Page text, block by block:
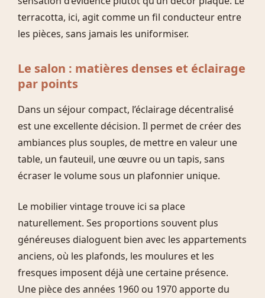
terracotta, ici, agit comme un fil conducteur entre
les pièces, sans jamais les uniformiser.
Le salon : matières denses et éclairage
par points
Dans un séjour compact, l’éclairage décentralisé
est une excellente décision. Il permet de créer des
ambiances plus souples, de mettre en valeur une
table, un fauteuil, une œuvre ou un tapis, sans
écraser le volume sous un plafonnier unique.
Le mobilier vintage trouve ici sa place
naturellement. Ses proportions souvent plus
généreuses dialoguent bien avec les appartements
anciens, où les plafonds, les moulures et les
fresques imposent déjà une certaine présence.
Une pièce des années 1960 ou 1970 apporte du